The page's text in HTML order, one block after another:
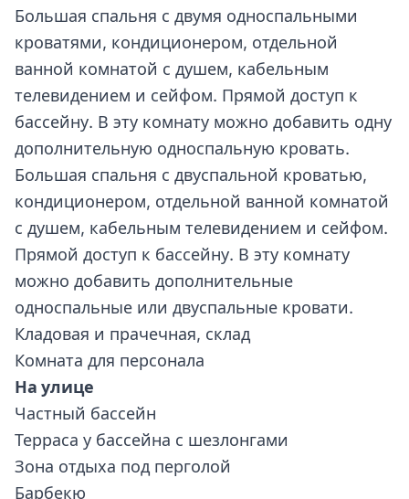
Большая спальня с двумя односпальными
кроватями, кондиционером, отдельной
ванной комнатой с душем, кабельным
телевидением и сейфом. Прямой доступ к
бассейну. В эту комнату можно добавить одну
дополнительную односпальную кровать.
Большая спальня с двуспальной кроватью,
кондиционером, отдельной ванной комнатой
с душем, кабельным телевидением и сейфом.
Прямой доступ к бассейну. В эту комнату
можно добавить дополнительные
односпальные или двуспальные кровати.
Кладовая и прачечная, склад
Комната для персонала
На улице
Частный бассейн
Терраса у бассейна с шезлонгами
Зона отдыха под перголой
Барбекю